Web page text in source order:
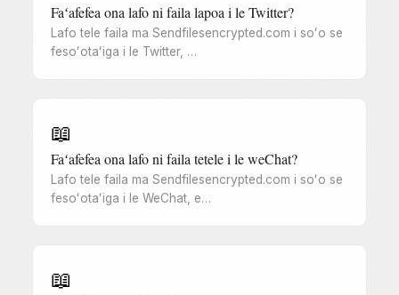
Faʻafefea ona lafo ni faila lapoa i le Twitter?
Lafo tele faila ma Sendfilesencrypted.com i soʻo se
fesoʻotaʻiga i le Twitter, …
📖
Faʻafefea ona lafo ni faila tetele i le weChat?
Lafo tele faila ma Sendfilesencrypted.com i soʻo se
fesoʻotaʻiga i le WeChat, e…
📖